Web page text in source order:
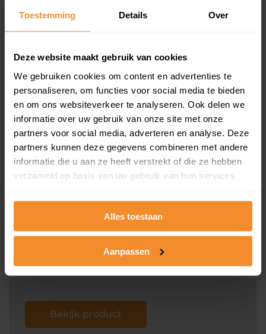
Toestemming Details Over
Deze website maakt gebruik van cookies
We gebruiken cookies om content en advertenties te
personaliseren, om functies voor social media te bieden
en om ons websiteverkeer te analyseren. Ook delen we
informatie over uw gebruik van onze site met onze
partners voor social media, adverteren en analyse. Deze
partners kunnen deze gegevens combineren met andere
informatie die u aan ze heeft verstrekt of die ze hebben
verzameld op basis van uw gebruik van hun services.
Alles toestaan
Aanpassen
Een overzicht van alle verkochte woningen (koopsom
en koopdatum) binnen een postcodegebied. Dit
Bekijk product
Direct leverbaar
Een uitgebreid overzicht van het perceel en
dit inclusief de luchtfoto!
Bekijk product